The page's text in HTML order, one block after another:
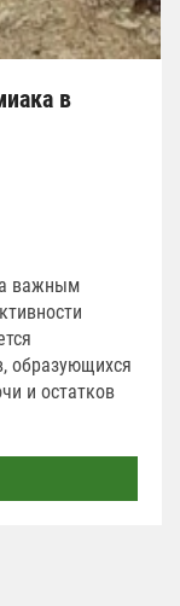
в
важным
образующихся
и остатков